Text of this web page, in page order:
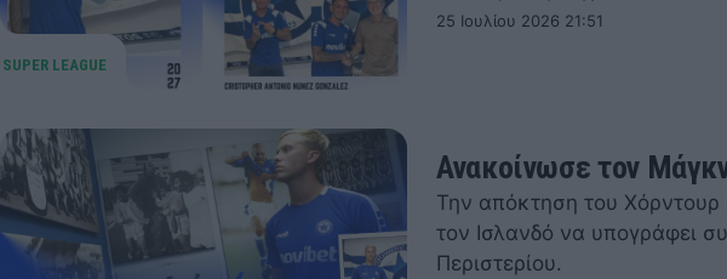
25 Ιουλίου 2026 21:51
Ανακοίνωσε τον
Την απόκτηση του
τον Ισλανδό να υπογράφει
Περιστερίου.